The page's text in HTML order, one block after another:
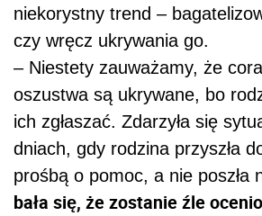
niekorystny trend –
czy wręcz ukrywania go.
– Niestety zauważamy, że
oszustwa są ukrywane, bo
ich zgłaszać. Zdarzyła się
dniach, gdy rodzina przyszła
prośbą o pomoc, a nie poszła
bała się, że zostanie źle